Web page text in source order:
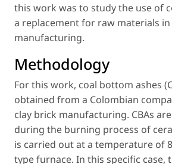
this work was to study the use of
a replacement for raw materials in
manufacturing.
Methodology
For this work, coal bottom ashes
obtained from a Colombian
clay brick manufacturing. CBAs
during the burning process of
is carried out at a temperature of
type furnace. In this specific case,